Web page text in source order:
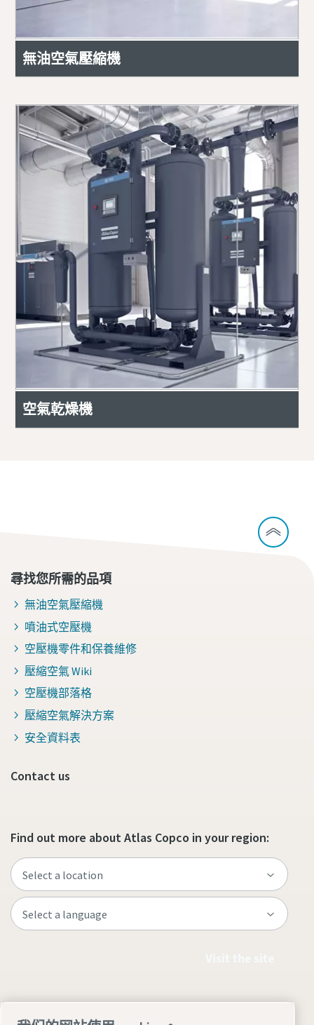
無油空氣壓縮機
空氣乾燥機
尋找您所需的品項
無油空氣壓縮機
噴油式空壓機
空壓機零件和保養維修
壓縮空氣 Wiki
空壓機部落格
壓縮空氣解決方案
安全資料表
Contact us
Find out more about Atlas Copco in your region: